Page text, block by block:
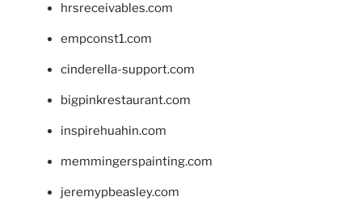
hrsreceivables.com
empconst1.com
cinderella-support.com
bigpinkrestaurant.com
inspirehuahin.com
memmingerspainting.com
jeremypbeasley.com